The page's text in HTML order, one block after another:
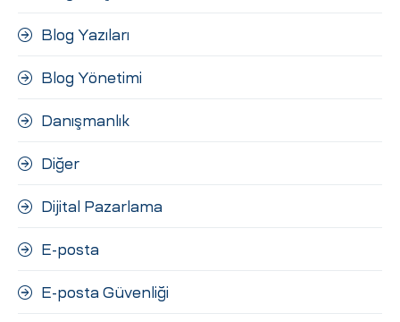
Blog Yazıları
Blog Yönetimi
Danışmanlık
Diğer
Dijital Pazarlama
E-posta
E-posta Güvenliği